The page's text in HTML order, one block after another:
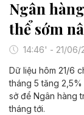
Ngân
thể sớm
14:46' - 21/06/
Dữ liệu hôm 21/6
tháng 5 tăng
sở để Ngân hàng
tháng tới.